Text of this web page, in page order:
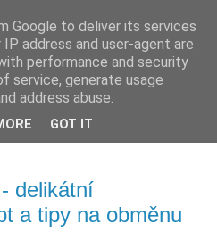
JP o
a šťastném
delikátní
a tipy na obměnu
Google to deliver its services
address and user-agent are
performance and security
service, generate usage
address abuse.
GOT IT